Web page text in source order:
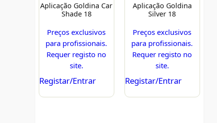
Aplicação Goldina Car
Shade 18
Preços exclusivos
para profissionais.
Requer registo no
site.
Registar/Entrar
Aplicação Goldina
Silver 18
Preços exclusivos
para profissionais.
Requer registo no
site.
Registar/Entrar